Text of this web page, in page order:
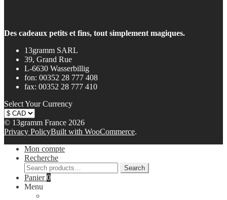
Des cadeaux petits et fins, tout simplement magiques.
13gramm SARL
39, Grand Rue
L-6630 Wasserbillig
fon: 00352 28 777 408
fax: 00352 28 777 410
Select Your Currency
© 13gramm France 2026
Privacy PolicyBuilt with WooCommerce.
Mon compte
Recherche
Search
for:
Search
Panier0
Menu